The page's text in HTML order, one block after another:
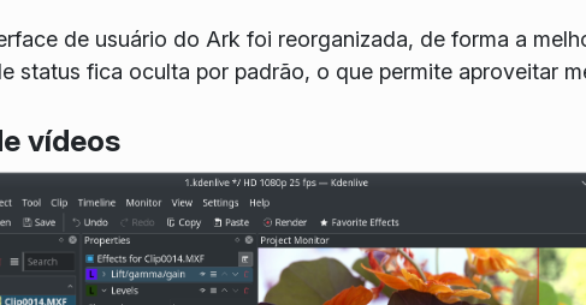
de usuário do Ark foi reorganizada, de forma a
status fica oculta por padrão, o que permite aproveitar
vídeos